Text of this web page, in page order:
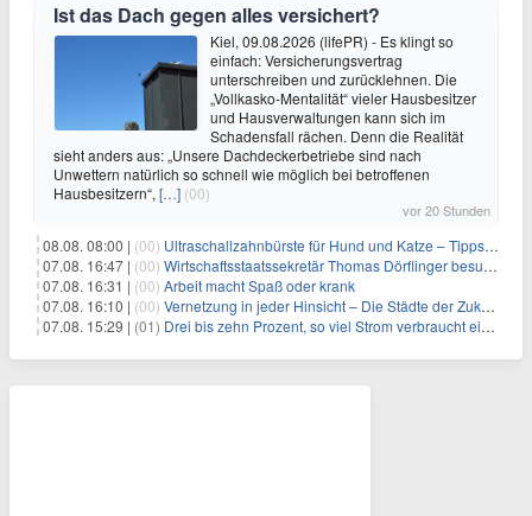
Ist das Dach gegen alles versichert?
Kiel, 09.08.2026 (lifePR) - Es klingt so
einfach: Versicherungsvertrag
unterschreiben und zurücklehnen. Die
„Vollkasko-Mentalität“ vieler Hausbesitzer
und Hausverwaltungen kann sich im
Schadensfall rächen. Denn die Realität
sieht anders aus: „Unsere Dachdeckerbetriebe sind nach
Unwettern natürlich so schnell wie möglich bei betroffenen
Hausbesitzern“, […] (00)
vor 20 Stunden
08.08. 08:00 | (00) Ultraschallzahnbürste für Hund und Katze – Tipps zur erfolgreichen Eingewöhnung
07.08. 16:47 | (00) Wirtschaftsstaatssekretär Thomas Dörflinger besucht Handwerksbetrieb im Kammerbezirk Freiburg
07.08. 16:31 | (00) Arbeit macht Spaß oder krank
07.08. 16:10 | (00) Vernetzung in jeder Hinsicht – Die Städte der Zukunft sind grün-blau
07.08. 15:29 | (01) Drei bis zehn Prozent, so viel Strom verbraucht ein Aufzug im Gebäude